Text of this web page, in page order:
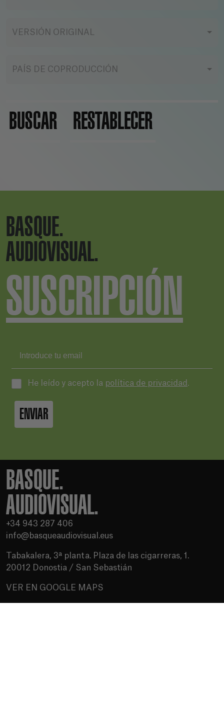
VERSIÓN ORIGINAL
PAÍS DE COPRODUCCIÓN
BUSCAR RESTABLECER
BASQUE.
AUDIOVISUAL.
SUSCRIPCIÓN
He leído y acepto la política de privacidad .
ENVIAR
BASQUE.
AUDIOVISUAL.
+34 943 287 406
info@basqueaudiovisual.eus
Tabakalera, 3ª planta. Plaza de las cigarreras, 1.
20012 Donostia / San Sebastián
VER EN GOOGLE MAPS